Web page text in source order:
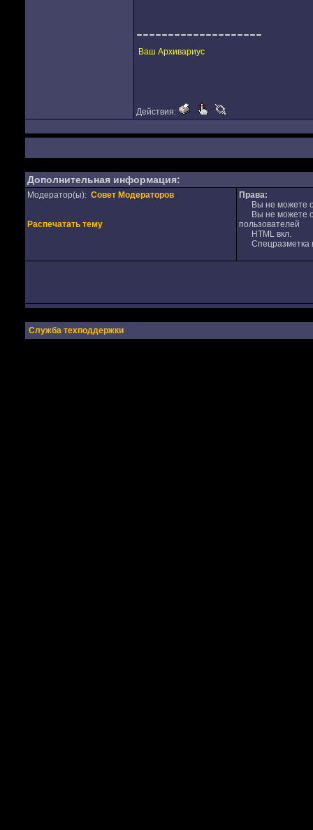
--------------------
Ваш Архивариус
Действия:
Дополнительная информация:
Модератор(ы): Совет Модераторов
Распечатать тему
Права:
Вы не можете
Вы не можете
пользователей
HTML вкл.
Спецразметка
Служба техподдержки